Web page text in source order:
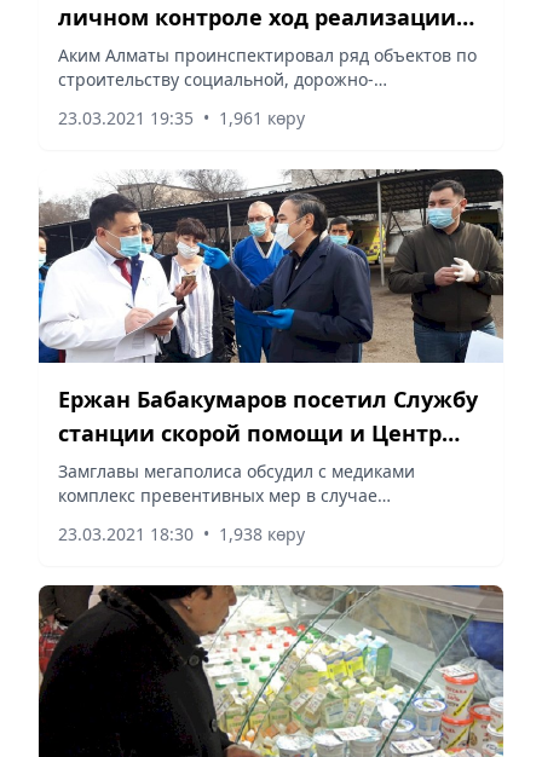
личном контроле ход реализации
инфраструктурных проектов
Аким Алматы проинспектировал ряд объектов по
строительству социальной, дорожно-
23.03.2021 19:35 • 1,961 көру
Ержан Бабакумаров посетил Службу
станции скорой помощи и Центр
телемедицины
Замглавы мегаполиса обсудил с медиками
комплекс превентивных мер в случае
23.03.2021 18:30 • 1,938 көру